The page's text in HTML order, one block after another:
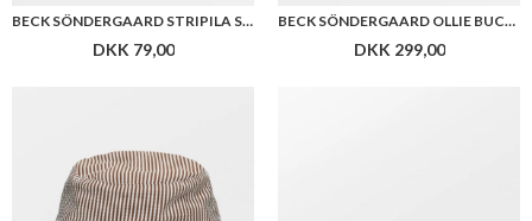
BECK SÖNDERGAARD STRIPILA SCRUNCHIE
DKK 79,00
BECK SÖNDERGAARD OLLIE BUCKET HAT
DKK 299,00